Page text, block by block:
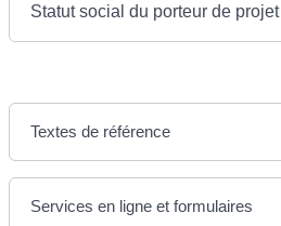
Statut social du porteur de projet
Textes de référence
Services en ligne et formulaires